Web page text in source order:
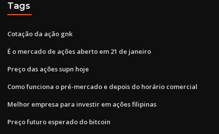
Tags
Cotação da ação gnk
É o mercado de ações aberto em 21 de janeiro
Preço das ações supn hoje
Como funciona o pré-mercado e depois do horário comercial
Melhor empresa para investir em ações filipinas
Preço futuro esperado do bitcoin